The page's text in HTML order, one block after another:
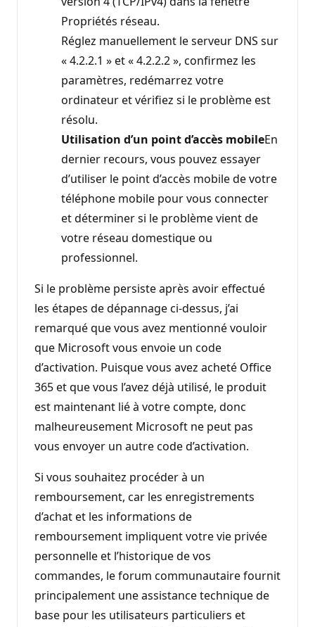
Propriétés réseau.
Réglez manuellement le serveur DNS sur
« 4.2.2.1 » et « 4.2.2.2 », confirmez les
paramètres, redémarrez votre
ordinateur et vérifiez si le problème est
résolu.
Utilisation d’un point d’accès mobileEn
dernier recours, vous pouvez essayer
d’utiliser le point d’accès mobile de votre
téléphone mobile pour vous connecter
et déterminer si le problème vient de
votre réseau domestique ou
professionnel.
Si le problème persiste après avoir effectué
les étapes de dépannage ci-dessus, j’ai
remarqué que vous avez mentionné vouloir
que Microsoft vous envoie un code
d’activation. Puisque vous avez acheté Office
365 et que vous l’avez déjà utilisé, le produit
est maintenant lié à votre compte, donc
malheureusement Microsoft ne peut pas
vous envoyer un autre code d’activation.
Si vous souhaitez procéder à un
remboursement, car les enregistrements
d’achat et les informations de
remboursement impliquent votre vie privée
personnelle et l’historique de vos
commandes, le forum communautaire fournit
principalement une assistance technique de
base pour les utilisateurs particuliers et